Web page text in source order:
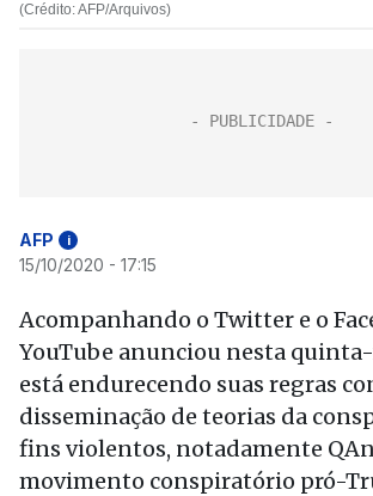
(Crédito: AFP/Arquivos)
AFP i
15/10/2020 - 17:15
Acompanhando o Twitter e o
YouTube anunciou nesta
está endurecendo suas regras
disseminação de teorias da
fins violentos, notadamente
movimento conspiratório pró-